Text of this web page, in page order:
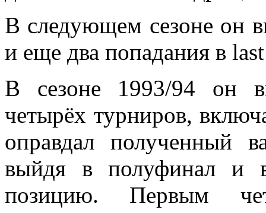
В следующем сезоне он
и еще два попадания в
В сезоне 1993/94 он
четырёх турниров,
оправдал полученный
выйдя в полуфинал и
позицию. Первым